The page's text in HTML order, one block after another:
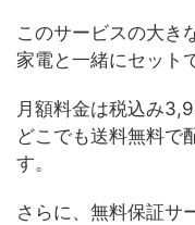
このサービスの大き
家電と一緒にセット
月額料金は税込み
どこでも送料無料で
す。
さらに、無料保証サ